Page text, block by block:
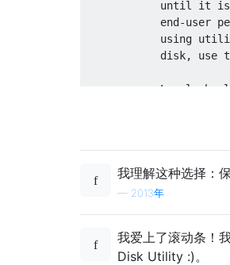
until it
end-user
using
disk, use
Level
o
o
我理解这种选择：
— 2013年
我爱上了滚动条！
Disk Utility :)。